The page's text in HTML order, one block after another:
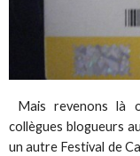
Mais revenons là
collègues blogueurs
un autre Festival de